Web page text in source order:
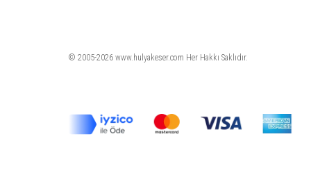
© 2005-2026 www.hulyakeser.com Her Hakkı Saklıdır.